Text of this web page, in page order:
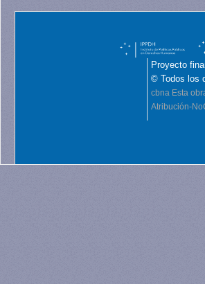
Proyecto
© Todos los
cbna Esta
Atribución-